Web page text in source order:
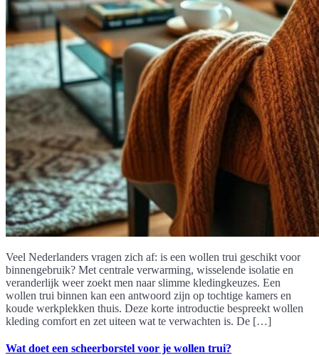
Veel Nederlanders vragen zich af: is een wollen trui geschikt voor
binnengebruik? Met centrale verwarming, wisselende isolatie en
veranderlijk weer zoekt men naar slimme kledingkeuzes. Een
wollen trui binnen kan een antwoord zijn op tochtige kamers en
koude werkplekken thuis. Deze korte introductie bespreekt wollen
kleding comfort en zet uiteen wat te verwachten is. De […]
Wat doet een scheerborstel voor je wollen trui?